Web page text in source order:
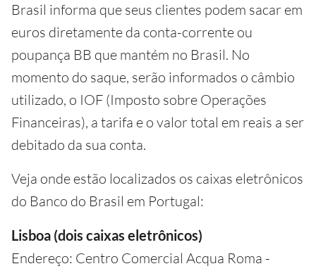
Brasil informa que seus clientes podem sacar em
euros diretamente da conta-corrente ou
poupança BB que mantém no Brasil. No
momento do saque, serão informados o câmbio
utilizado, o IOF (Imposto sobre Operações
Financeiras), a tarifa e o valor total em reais a ser
debitado da sua conta.
Veja onde estão localizados os caixas eletrônicos
do Banco do Brasil em Portugal:
Lisboa (dois caixas eletrônicos)
Endereço: Centro Comercial Acqua Roma -